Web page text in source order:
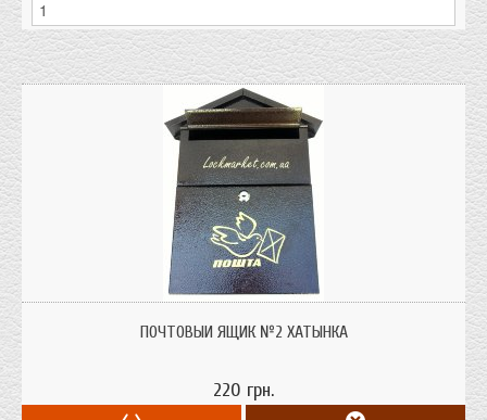
толщиной 0,7 - 0,8 мм. Покрытие: порошковая краска.
ПОЧТОВЫЙ ЯЩИК №2 ХАТЫНКА
220 грн.